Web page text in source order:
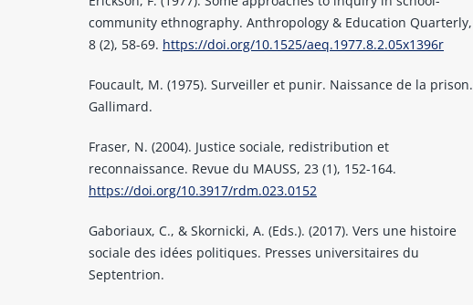
community ethnography. Anthropology & Education Quarterly,
8 (2), 58-69. https://doi.org/10.1525/aeq.1977.8.2.05x1396r
Foucault, M. (1975). Surveiller et punir. Naissance de la prison.
Gallimard.
Fraser, N. (2004). Justice sociale, redistribution et
reconnaissance. Revue du MAUSS, 23 (1), 152-164.
https://doi.org/10.3917/rdm.023.0152
Gaboriaux, C., & Skornicki, A. (Eds.). (2017). Vers une histoire
sociale des idées politiques. Presses universitaires du
Septentrion.